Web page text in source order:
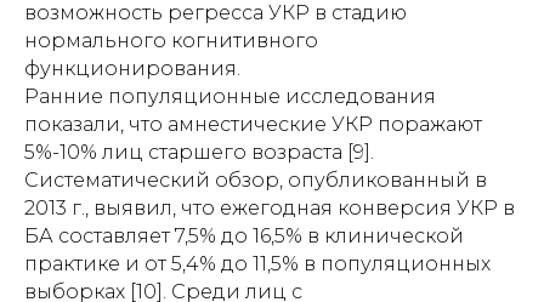
возможность регресса УКР в стадию
нормального когнитивного
функционирования.
Ранние популяционные исследования
показали, что амнестические УКР поражают
5%-10% лиц старшего возраста [9].
Систематический обзор, опубликованный в
2013 г., выявил, что ежегодная конверсия УКР в
БА составляет 7,5% до 16,5% в клинической
практике и от 5,4% до 11,5% в популяционных
выборках [10]. Среди лиц с